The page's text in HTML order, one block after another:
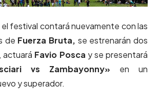
festival contará nuevamente con las
de Fuerza Bruta, se estrenarán dos
actuará Favio Posca y se presentará
vs Zambayonny» en un
y superador.